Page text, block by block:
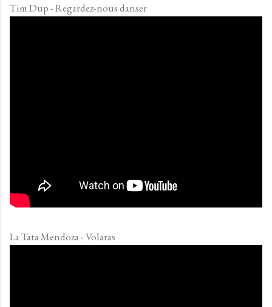
Tim Dup - Regardez-nous danser
La Tata Mendoza - Volaras